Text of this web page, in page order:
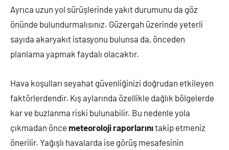
Ayrıca uzun yol sürüşlerinde yakıt durumunu da göz
önünde bulundurmalısınız. Güzergah üzerinde yeterli
sayıda akaryakıt istasyonu bulunsa da, önceden
planlama yapmak faydalı olacaktır.
Hava koşulları seyahat güvenliğinizi doğrudan etkileyen
faktörlerdendir. Kış aylarında özellikle dağlık bölgelerde
kar ve buzlanma riski bulunabilir. Bu nedenle yola
çıkmadan önce meteoroloji raporlarınıtakip etmeniz
önerilir. Yağışlı havalarda ise görüş mesafesinin